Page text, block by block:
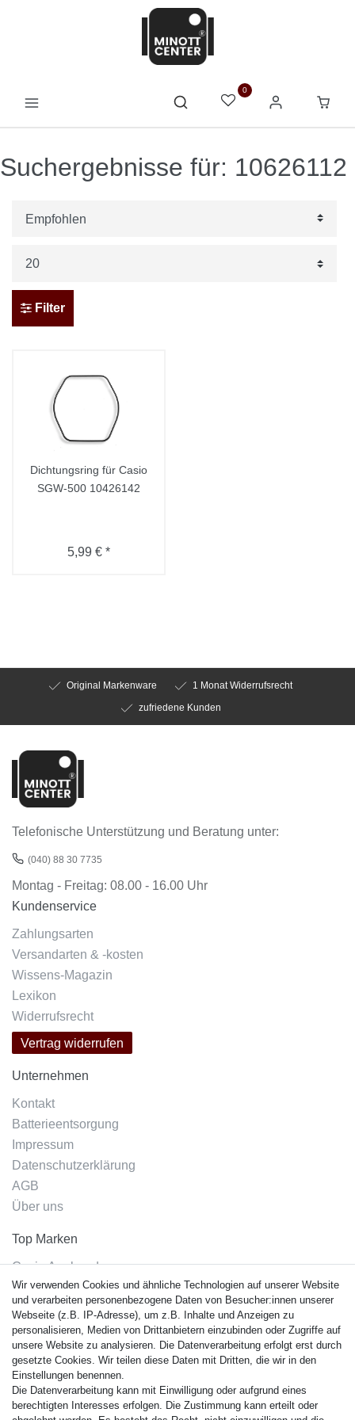
0
Suchergebnisse für: 10626112
Filter
Dichtungsring für Casio
SGW-500 10426142
5,99 € *
Original Markenware
1 Monat Widerrufsrecht
zufriedene Kunden
Telefonische Unterstützung und Beratung unter:
(040) 88 30 7735
Montag - Freitag: 08.00 - 16.00 Uhr
Kundenservice
Zahlungsarten
Versandarten & -kosten
Wissens-Magazin
Lexikon
Widerrufsrecht
Vertrag widerrufen
Unternehmen
Kontakt
Batterieentsorgung
Impressum
Datenschutzerklärung
AGB
Über uns
Top Marken
Casio Armband
Festina Armband
Citizen Armband
M. Lacroix Armband
J. Lemans Armband
Uhrenarmbänder - Alle
Sicherheit
Wir verwenden Cookies und ähnliche Technologien auf unserer Website
und verarbeiten personenbezogene Daten von Besucher:innen unserer
Webseite (z.B. IP-Adresse), um z.B. Inhalte und Anzeigen zu
personalisieren, Medien von Drittanbietern einzubinden oder Zugriffe auf
unsere Website zu analysieren. Die Datenverarbeitung erfolgt erst durch
gesetzte Cookies. Wir teilen diese Daten mit Dritten, die wir in den
Einstellungen benennen.
Die Datenverarbeitung kann mit Einwilligung oder aufgrund eines
berechtigten Interesses erfolgen. Die Zustimmung kann erteilt oder